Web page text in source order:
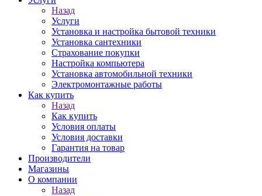
Назад
Услуги
Установка и настройка бытовой техники
Установка сантехники
Страхование покупки
Настройка компьютера
Установка автомобильной техники
Электромонтажные работы
Как купить
Назад
Как купить
Условия оплаты
Условия доставки
Гарантия на товар
Производители
Магазины
О компании
Назад